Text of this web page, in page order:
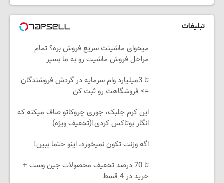
تبلیغات
میخوای ماشینت سریع فروش بره؟ تمام
مراحل فروش ماشیت رو به ما بسپر
تا 3میلیارد وام سرمایه در گردش فروشندگان
=> فروشگاهت رو ثبت کن
این کرم جلبک، جوری چروکاتو صاف میکنه که
انگار بوتاکس کردی!(تخفیف ویژه)
اگه وزنت تکون نمیخوره، اینو حتما ببین!
تا 70 درصد تخفیف محصولات جین وست +
خرید در 4 قسط